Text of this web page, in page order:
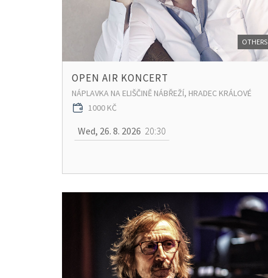
OTHERS
OPEN AIR KONCERT
NÁPLAVKA NA ELIŠČINĚ NÁBŘEŽÍ, HRADEC KRÁLOVÉ
1000 KČ
Wed, 26. 8. 2026 20:30